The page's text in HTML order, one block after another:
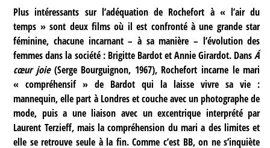
Plus intéressants sur l’adéquation de Rochefort à « l’air du
temps » sont deux films où il est confronté à une grande star
féminine, chacune incarnant – à sa manière – l’évolution des
femmes dans la société : Brigitte Bardot et Annie Girardot. DansÁ
cœur joie(Serge Bourguignon, 1967), Rochefort incarne le mari
« compréhensif » de Bardot qui la laisse vivre sa vie :
mannequin, elle part à Londres et couche avec un photographe de
mode, puis a une liaison avec un excentrique interprété par
Laurent Terzieff, mais la compréhension du mari a des limites et
elle se retrouve seule à la fin. Comme c’est BB, on ne s’inquiète